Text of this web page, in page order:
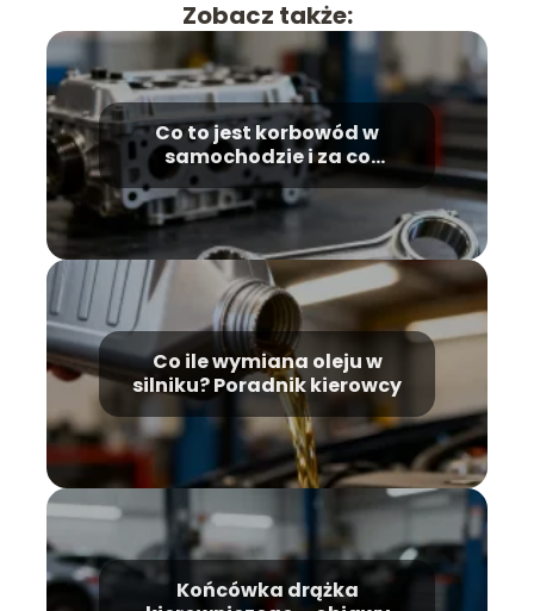
Zobacz także:
Co to jest korbowód w
samochodzie i za co
odpowiada?
Co ile wymiana oleju w
silniku? Poradnik kierowcy
Końcówka drążka